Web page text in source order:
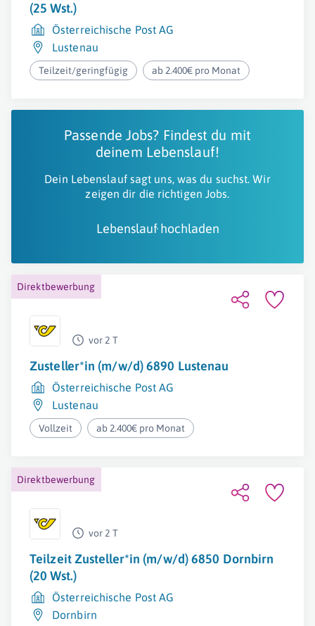
(25 Wst.)
Österreichische Post AG
Lustenau
Teilzeit/geringfügig ab 2.400€ pro Monat
Passende Jobs? Findest du mit
deinem Lebenslauf!
Dein Lebenslauf sagt uns, was du suchst. Wir
zeigen dir die richtigen Jobs.
Lebenslauf hochladen
Direktbewerbung
vor 2 T
Zusteller*in (m/w/d) 6890 Lustenau
Österreichische Post AG
Lustenau
Vollzeit ab 2.400€ pro Monat
Direktbewerbung
vor 2 T
Teilzeit Zusteller*in (m/w/d) 6850 Dornbirn
(20 Wst.)
Österreichische Post AG
Dornbirn